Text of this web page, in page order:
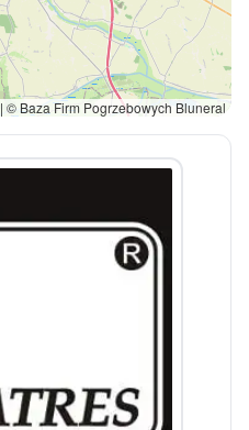
| © Baza Firm Pogrzebowych Bluneral